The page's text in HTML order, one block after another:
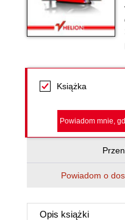
Książka
Powiadom mnie,
Powiadom o
Opis książki